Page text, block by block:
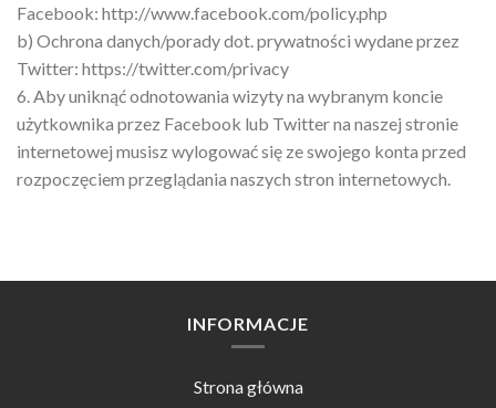
Facebook: http://www.facebook.com/policy.php
b) Ochrona danych/porady dot. prywatności wydane przez
Twitter: https://twitter.com/privacy
6. Aby uniknąć odnotowania wizyty na wybranym koncie
użytkownika przez Facebook lub Twitter na naszej stronie
internetowej musisz wylogować się ze swojego konta przed
rozpoczęciem przeglądania naszych stron internetowych.
INFORMACJE
Strona główna